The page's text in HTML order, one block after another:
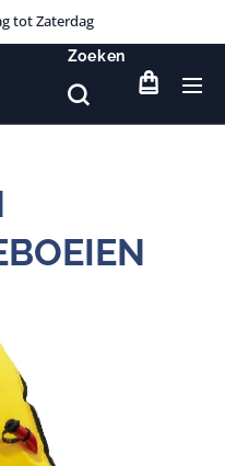
tot Zaterdag
Zoeken